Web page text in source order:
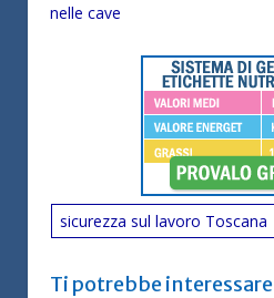
nelle cave
sicurezza sul lavoro Toscana
Ti potrebbe interessare